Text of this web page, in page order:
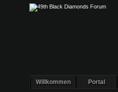
Willkommen Portal